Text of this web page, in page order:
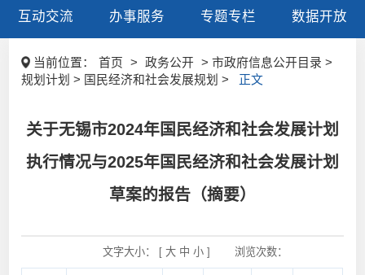
互动交流 办事服务 专题专栏 数据开放
当前位置： 首页 > 政务公开
> 市政府信息公开目录 >
规划计划 > 国民经济和社会发展规划 >
正文
关于无锡市2024年国民经济和社会发展计划
执行情况与2025年国民经济和社会发展计划
草案的报告（摘要）
文字大小： [ 大 中 小] 浏览次数：